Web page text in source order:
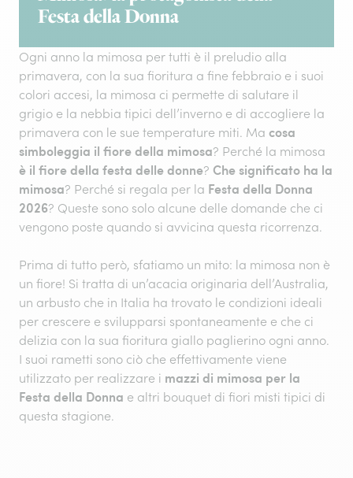
Festa della Donna
Ogni anno la mimosa per tutti è il preludio alla
primavera, con la sua fioritura a fine febbraio e i suoi
colori accesi, la mimosa ci permette di salutare il
grigio e la nebbia tipici dell’inverno e di accogliere la
primavera con le sue temperature miti. Ma cosa
simboleggia il fiore della mimosa? Perché la mimosa
è il fiore della festa delle donne? Che significato ha la
mimosa? Perché si regala per la Festa della Donna
2026? Queste sono solo alcune delle domande che ci
vengono poste quando si avvicina questa ricorrenza.
Prima di tutto però, sfatiamo un mito: la mimosa non è
un fiore! Si tratta di un’acacia originaria dell’Australia,
un arbusto che in Italia ha trovato le condizioni ideali
per crescere e svilupparsi spontaneamente e che ci
delizia con la sua fioritura giallo paglierino ogni anno.
I suoi rametti sono ciò che effettivamente viene
utilizzato per realizzare i mazzi di mimosa per la
Festa della Donna e altri bouquet di fiori misti tipici di
questa stagione.